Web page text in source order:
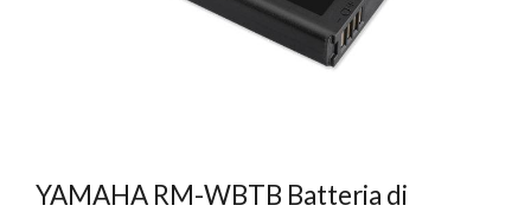
YAMAHA RM-WBTB Batteria di